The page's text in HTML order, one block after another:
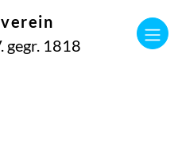
gegr. 1818